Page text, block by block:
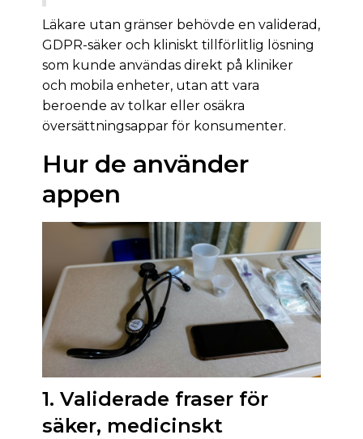
Läkare utan gränser behövde en validerad,
GDPR-säker och kliniskt tillförlitlig lösning
som kunde användas direkt på kliniker
och mobila enheter, utan att vara
beroende av tolkar eller osäkra
översättningsappar för konsumenter.
Hur de använder
appen
1. Validerade fraser för
säker, medicinskt